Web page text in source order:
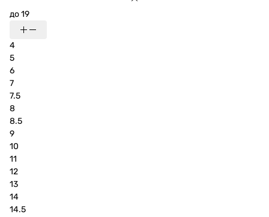
до 19
4
5
6
7
7.5
8
8.5
9
10
11
12
13
14
14.5